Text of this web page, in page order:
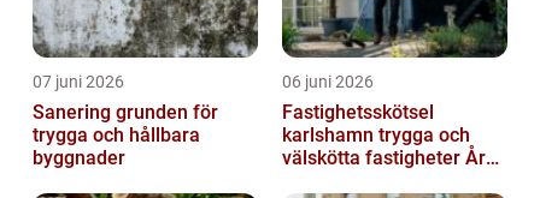
07 juni 2026
Sanering grunden för
trygga och hållbara
byggnader
06 juni 2026
Fastighetsskötsel
karlshamn trygga och
välskötta fastigheter Året